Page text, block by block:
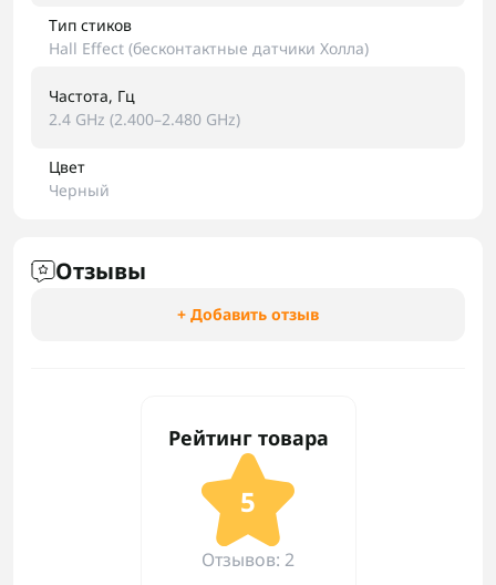
Тип стиков
Hall Effect (бесконтактные датчики Холла)
Частота, Гц
2.4 GHz (2.400–2.480 GHz)
Цвет
Черный
Отзывы
+ Добавить отзыв
Рейтинг товара
5
Отзывов: 2